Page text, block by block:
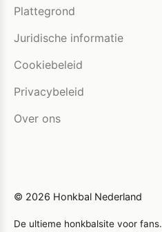
Plattegrond
Juridische informatie
Cookiebeleid
Privacybeleid
Over ons
© 2026 Honkbal Nederland
De ultieme honkbalsite voor fans.